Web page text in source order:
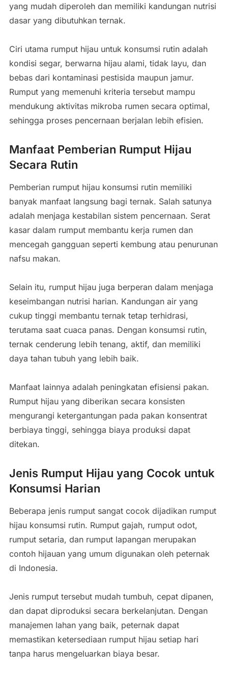
yang mudah diperoleh dan memiliki kandungan nutrisi
dasar yang dibutuhkan ternak.
Ciri utama rumput hijau untuk konsumsi rutin adalah
kondisi segar, berwarna hijau alami, tidak layu, dan
bebas dari kontaminasi pestisida maupun jamur.
Rumput yang memenuhi kriteria tersebut mampu
mendukung aktivitas mikroba rumen secara optimal,
sehingga proses pencernaan berjalan lebih efisien.
Manfaat Pemberian Rumput Hijau
Secara Rutin
Pemberian rumput hijau konsumsi rutin memiliki
banyak manfaat langsung bagi ternak. Salah satunya
adalah menjaga kestabilan sistem pencernaan. Serat
kasar dalam rumput membantu kerja rumen dan
mencegah gangguan seperti kembung atau penurunan
nafsu makan.
Selain itu, rumput hijau juga berperan dalam menjaga
keseimbangan nutrisi harian. Kandungan air yang
cukup tinggi membantu ternak tetap terhidrasi,
terutama saat cuaca panas. Dengan konsumsi rutin,
ternak cenderung lebih tenang, aktif, dan memiliki
daya tahan tubuh yang lebih baik.
Manfaat lainnya adalah peningkatan efisiensi pakan.
Rumput hijau yang diberikan secara konsisten
mengurangi ketergantungan pada pakan konsentrat
berbiaya tinggi, sehingga biaya produksi dapat
ditekan.
Jenis Rumput Hijau yang Cocok untuk
Konsumsi Harian
Beberapa jenis rumput sangat cocok dijadikan rumput
hijau konsumsi rutin. Rumput gajah, rumput odot,
rumput setaria, dan rumput lapangan merupakan
contoh hijauan yang umum digunakan oleh peternak
di Indonesia.
Jenis rumput tersebut mudah tumbuh, cepat dipanen,
dan dapat diproduksi secara berkelanjutan. Dengan
manajemen lahan yang baik, peternak dapat
memastikan ketersediaan rumput hijau setiap hari
tanpa harus mengeluarkan biaya besar.